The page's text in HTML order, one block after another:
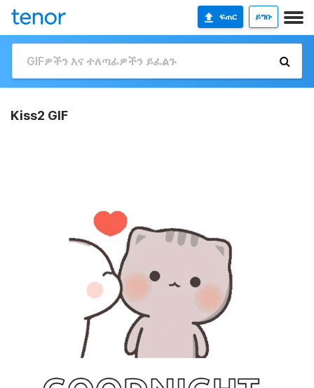
ፍጠር ይግቡ
Kiss2 GIF